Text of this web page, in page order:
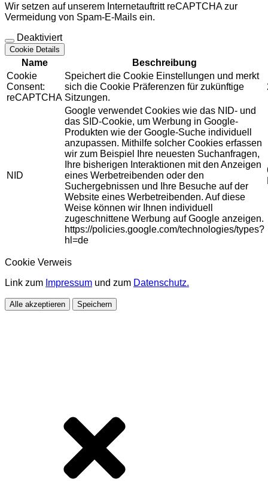
Wir setzen auf unserem Internetauftritt reCAPTCHA zur
Vermeidung von Spam-E-Mails ein.
Deaktiviert
Cookie Details
Name
Beschreibung
Cookie
Consent:
reCAPTCHA
Speichert die Cookie Einstellungen und merkt
sich die Cookie Präferenzen für zukünftige
Sitzungen.
NID
Google verwendet Cookies wie das NID- und
das SID-Cookie, um Werbung in Google-
Produkten wie der Google-Suche individuell
anzupassen. Mithilfe solcher Cookies erfassen
wir zum Beispiel Ihre neuesten Suchanfragen,
Ihre bisherigen Interaktionen mit den Anzeigen
eines Werbetreibenden oder den
Suchergebnissen und Ihre Besuche auf der
Website eines Werbetreibenden. Auf diese
Weise können wir Ihnen individuell
zugeschnittene Werbung auf Google anzeigen.
https://policies.google.com/technologies/types?
hl=de
Cookie Verweis
Link zum Impressum und zum Datenschutz.
Alle akzeptieren Speichern